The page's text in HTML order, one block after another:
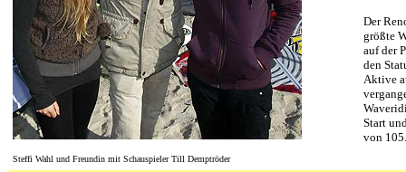
Steffi Wahl und Freundin mit Schauspieler Till Demptröder
Der
größte
auf der
den
Aktive
Start
von